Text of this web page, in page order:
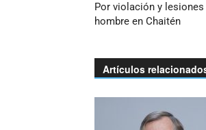
Por violación y
hombre en Chaitén
Artículos